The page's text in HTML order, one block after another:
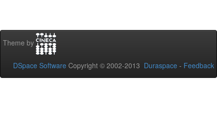
Theme by
DSpace Software Copyright © 2002-2013 Duraspace - Feedback